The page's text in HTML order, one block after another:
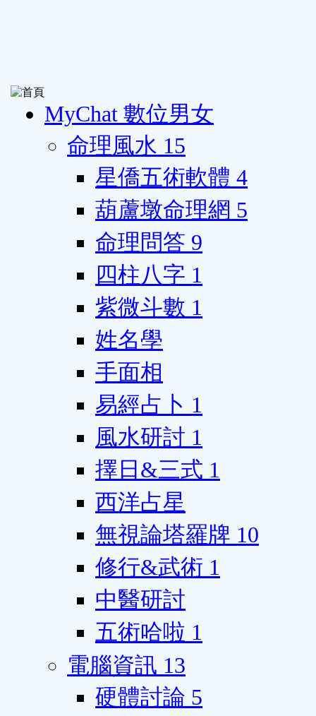
MyChat 數位男女
命理風水 15
星僑五術軟體 4
葫蘆墩命理網 5
命理問答 9
四柱八字 1
紫微斗數 1
姓名學
手面相
易經占卜 1
風水研討 1
擇日&三式 1
西洋占星
無視論塔羅牌 10
修行&武術 1
中醫研討
五術哈啦 1
電腦資訊 13
硬體討論 5